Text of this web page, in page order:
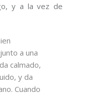
y a la vez de
a una
calmado,
y da
Cuando